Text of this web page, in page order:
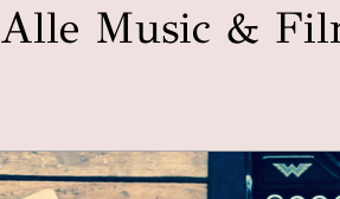
Alle Music &